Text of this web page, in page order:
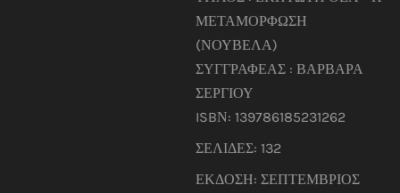
ΜΕΤΑΜΟΡΦΩΣΗ
(ΝΟΥΒΕΛΑ)
ΣΥΓΓΡΑΦΕΑΣ : ΒΑΡΒΑΡΑ
ΣΕΡΓΙΟΥ
ISBΝ: 139786185231262
ΣΕΛΙΔΕΣ: 132
ΕΚΔΟΣΗ: ΣΕΠΤΕΜΒΡΙΟΣ